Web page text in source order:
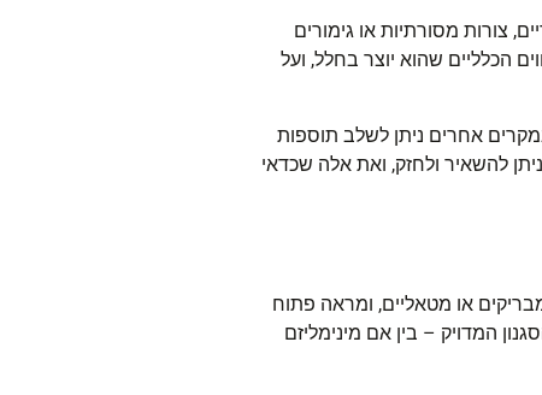
צורות מסורתיות או גימורים
הכלליים שהוא יוצר בחלל, ועל
אחרים ניתן לשלב תוספות
להשאיר ולחזק, ואת אלה שכדאי
או מטאליים, ומראה פתוח
המדויק – בין אם מינימליזם